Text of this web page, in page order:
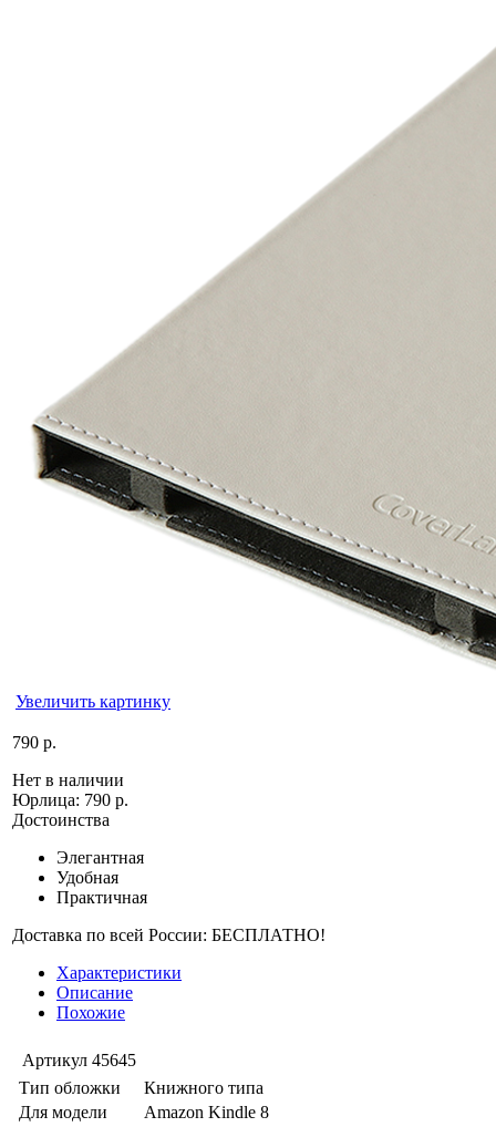
Увеличить картинку
790 р.
Нет в наличии
Юрлица: 790 р.
Достоинства
Элегантная
Удобная
Практичная
Доставка по всей России: БЕСПЛАТНО!
Характеристики
Описание
Похожие
Артикул 45645
Тип обложки
Книжного типа
Для модели
Amazon Kindle 8